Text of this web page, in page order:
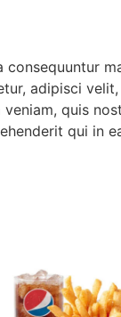
adipisci
quis
qui in